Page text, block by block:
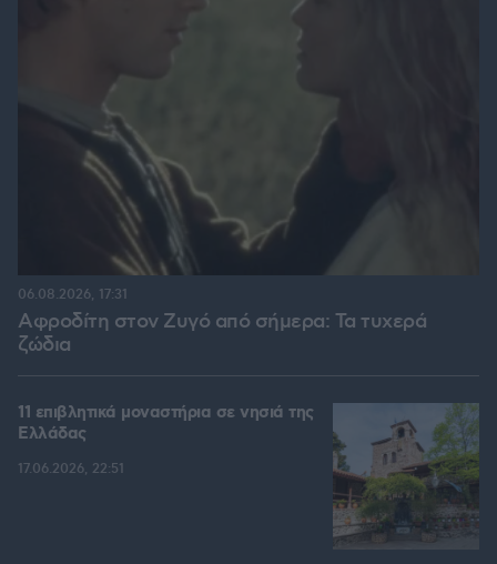
Αφροδίτη στον Ζυγό από σήμερα: Τα τυχερά
ζώδια
06.08.2026, 17:31
11 επιβλητικά μοναστήρια σε νησιά της
Ελλάδας
17.06.2026, 22:51